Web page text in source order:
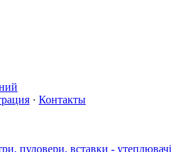
· Контакты
пуловери, вставки - утеплювачі